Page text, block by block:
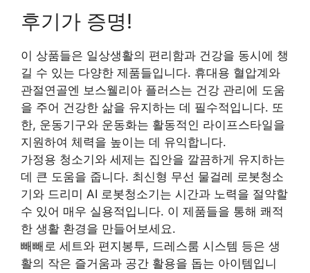
후기가 증명!
이 상품들은 일상생활의 편리함과 건강을 동시에 챙
길 수 있는 다양한 제품들입니다. 휴대용 혈압계와
관절연골엔 보스웰리아 플러스는 건강 관리에 도움
을 주어 건강한 삶을 유지하는 데 필수적입니다. 또
한, 운동기구와 운동화는 활동적인 라이프스타일을
지원하여 체력을 높이는 데 유익합니다.
가정용 청소기와 세제는 집안을 깔끔하게 유지하는
데 큰 도움을 줍니다. 최신형 무선 물걸레 로봇청소
기와 드리미 AI 로봇청소기는 시간과 노력을 절약할
수 있어 매우 실용적입니다. 이 제품들을 통해 쾌적
한 생활 환경을 만들어보세요.
빼빼로 세트와 편지봉투, 드레스룸 시스템 등은 생
활의 작은 즐거움과 공간 활용을 돕는 아이템입니